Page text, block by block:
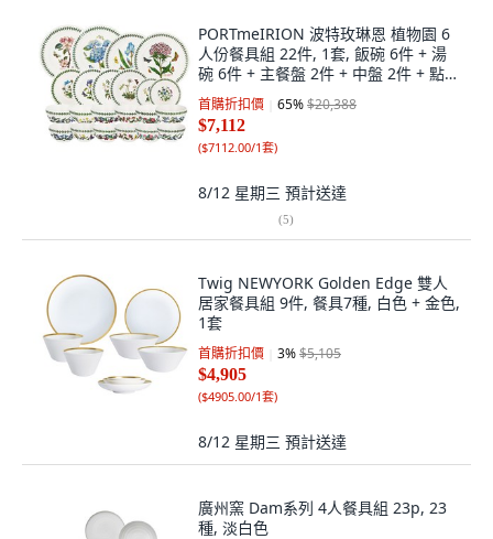
PORTmeIRION 波特玫琳恩 植物園 6
人份餐具組 22件, 1套, 飯碗 6件 + 湯
碗 6件 + 主餐盤 2件 + 中盤 2件 + 點心
盤 4件 + 麥片碗 2件, 混色
首購折扣價 65%$20,388
$7,112
($7112.00/1套)
8/12 星期三 預計送達
(5)
Twig NEWYORK Golden Edge 雙人
居家餐具組 9件, 餐具7種, 白色 + 金色,
1套
首購折扣價 3%$5,105
$4,905
($4905.00/1套)
8/12 星期三 預計送達
廣州窯 Dam系列 4人餐具組 23p, 23
種, 淡白色